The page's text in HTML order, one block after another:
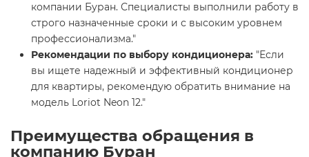
компании Буран. Специалисты выполнили работу в
строго назначенные сроки и с высоким уровнем
профессионализма."
Рекомендации по выбору кондиционера: "Если
вы ищете надежный и эффективный кондиционер
для квартиры, рекомендую обратить внимание на
модель Loriot Neon 12."
Преимущества обращения в
компанию Буран